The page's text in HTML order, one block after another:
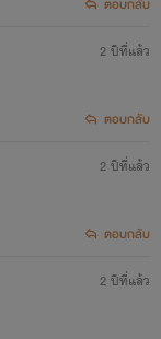
ตอบกลับ
2 ปีที่แล้ว
ตอบกลับ
2 ปีที่แล้ว
ตอบกลับ
2 ปีที่แล้ว